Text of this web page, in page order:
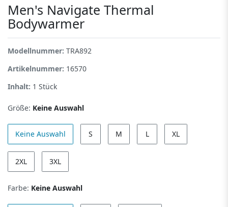
Men's Navigate Thermal
Bodywarmer
Modellnummer: TRA892
Artikelnummer: 16570
Inhalt: 1 Stück
Größe: Keine Auswahl
Keine Auswahl S M L XL
2XL 3XL
Farbe: Keine Auswahl